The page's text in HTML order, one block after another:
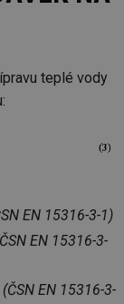
teplé vody
EN 15316-3-1)
EN 15316-3-
EN 15316-3-